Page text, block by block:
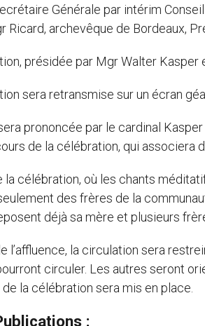
Générale par intérim
Ricard, archevêque de Bordeaux,
présidée par Mgr Walter
sera retransmise sur un écran
prononcée par le cardinal
de la célébration, qui associera
la célébration, où les chants
des frères de la
déjà sa mère et plusieurs
l’affluence, la circulation sera
circuler. Les autres seront
la célébration sera mis en place.
: